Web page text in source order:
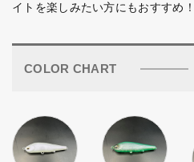
イトを楽しみたい方にもおすすめ！
COLOR CHART